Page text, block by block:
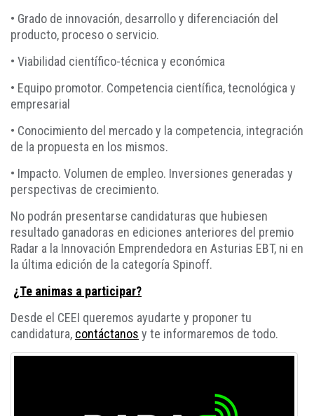
• Grado de innovación, desarrollo y diferenciación del
producto, proceso o servicio.
• Viabilidad científico-técnica y económica
• Equipo promotor. Competencia científica, tecnológica y
empresarial
• Conocimiento del mercado y la competencia, integración
de la propuesta en los mismos.
• Impacto. Volumen de empleo. Inversiones generadas y
perspectivas de crecimiento.
No podrán presentarse candidaturas que hubiesen
resultado ganadoras en ediciones anteriores del premio
Radar a la Innovación Emprendedora en Asturias EBT, ni en
la última edición de la categoría Spinoff.
¿Te animas a participar?
Desde el CEEI queremos ayudarte y proponer tu
candidatura, contáctanos y te informaremos de todo.